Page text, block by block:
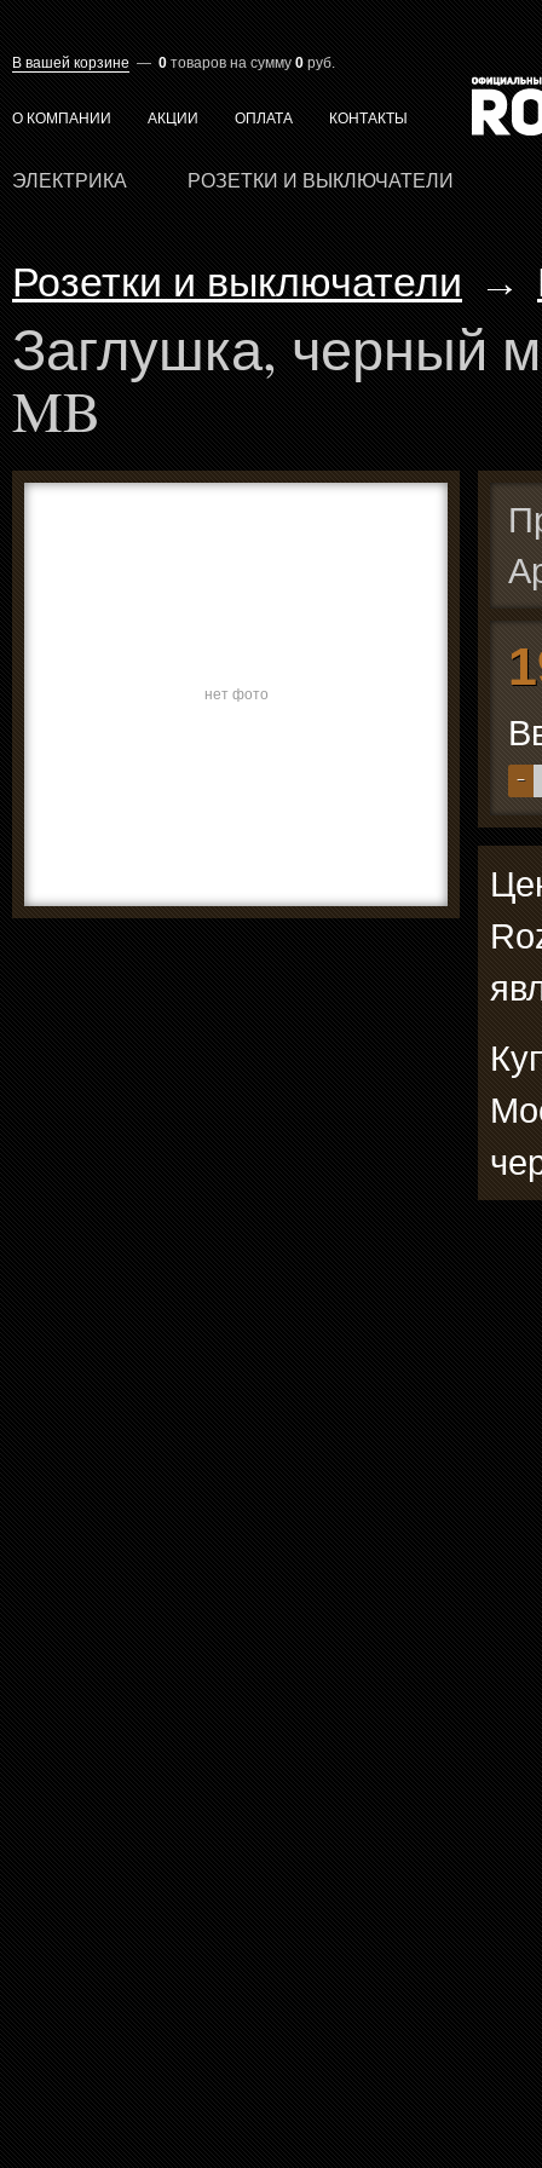
В вашей корзине — 0 товаров на сумму 0 руб.
О КОМПАНИИ АКЦИИ ОПЛАТА КОНТАКТЫ
ЭЛЕКТРИКА РОЗЕТКИ И ВЫКЛЮЧАТЕЛИ
Розетки и выключатели →
Заглушка, черный
MB
нет фото
−